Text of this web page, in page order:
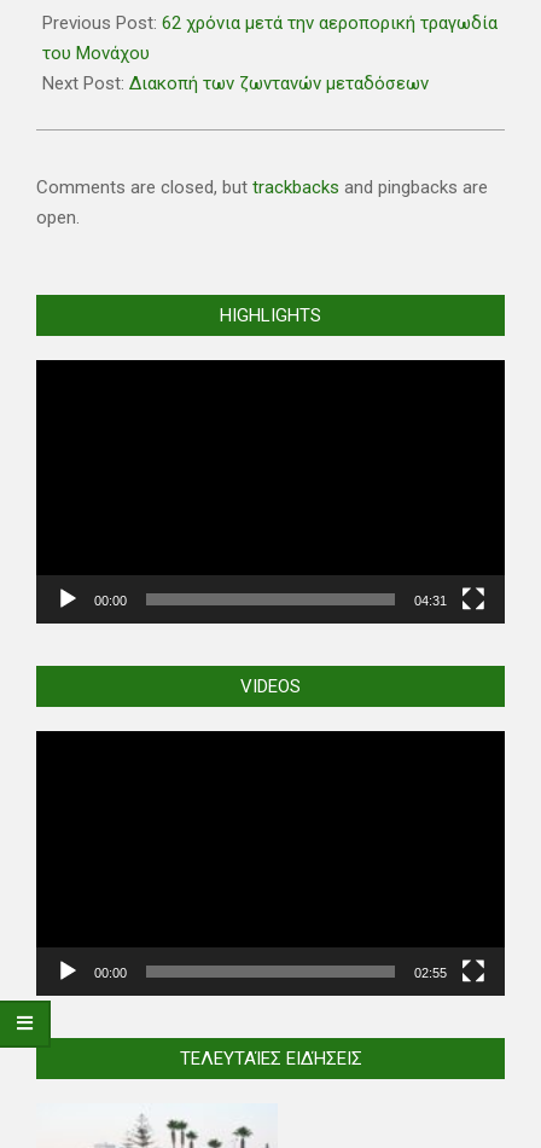
02-
06
Previous Post: 62 χρόνια μετά την αεροπορική τραγωδία
του Μονάχου
Next Post: Διακοπή των ζωντανών μεταδόσεων
Comments are closed, but trackbacks and pingbacks are
open.
HIGHLIGHTS
00:00 04:31
VIDEOS
00:00 02:55
ΤΕΛΕΥΤΑΊΕΣ ΕΙΔΉΣΕΙΣ